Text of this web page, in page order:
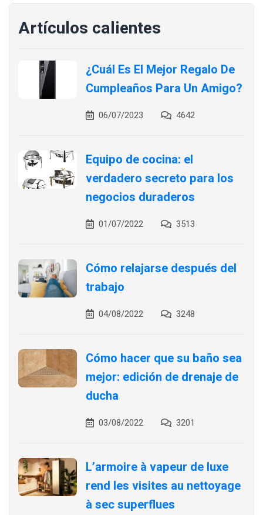
Artículos calientes
¿Cuál Es El Mejor Regalo De
Cumpleaños Para Un Amigo?
06/07/2023 4642
Equipo de cocina: el
verdadero secreto para los
negocios duraderos
01/07/2022 3513
Cómo relajarse después del
trabajo
04/08/2022 3248
Cómo hacer que su baño sea
mejor: edición de drenaje de
ducha
03/08/2022 3201
L’armoire à vapeur de luxe
rend les visites au nettoyage
à sec superflues